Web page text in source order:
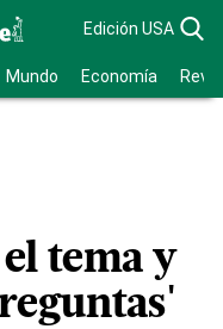
Edición USA
Mundo Economía
tema y